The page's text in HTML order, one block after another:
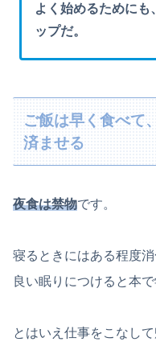
よく始めるために
ップだ。
ご飯は早く食べて
済ませる
夜食は禁物です。
寝るときにはある程度
良い眠りにつけると本で
とはいえ仕事をこなし